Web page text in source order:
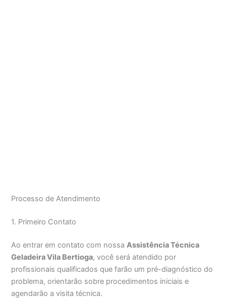
Processo de Atendimento
1. Primeiro Contato
Ao entrar em contato com nossaAssistência Técnica
Geladeira Vila Bertioga, você será atendido por
profissionais qualificados que farão um pré-diagnóstico do
problema, orientarão sobre procedimentos iniciais e
agendarão a visita técnica.